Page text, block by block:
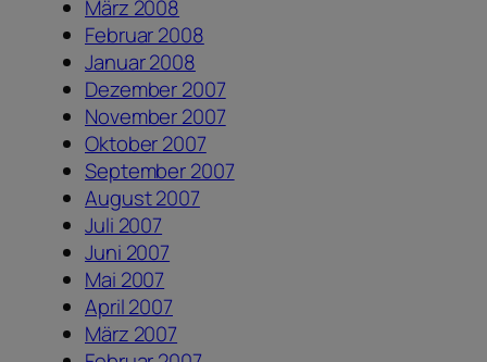
März 2008
Februar 2008
Januar 2008
Dezember 2007
November 2007
Oktober 2007
September 2007
August 2007
Juli 2007
Juni 2007
Mai 2007
April 2007
März 2007